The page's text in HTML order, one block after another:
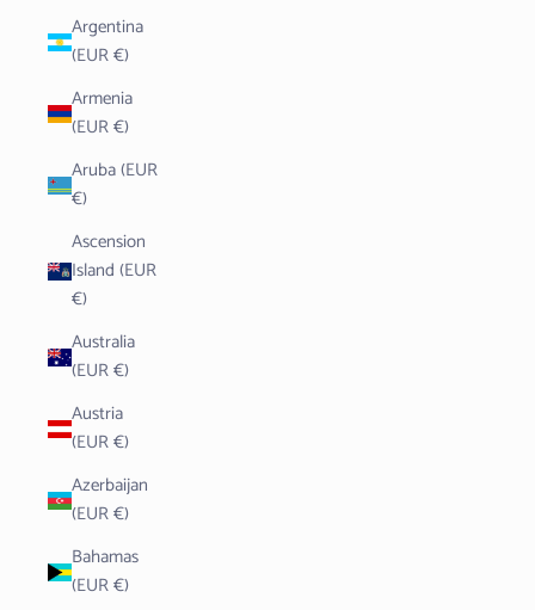
Argentina
(EUR €)
Armenia
(EUR €)
Aruba (EUR
€)
Ascension
Island (EUR
€)
Australia
(EUR €)
Austria
(EUR €)
Azerbaijan
(EUR €)
Bahamas
(EUR €)